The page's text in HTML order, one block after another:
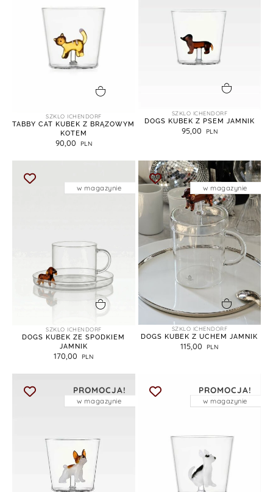
SZKLO ICHENDORF
TABBY CAT KUBEK Z BRĄZOWYM
KOTEM
90,00
SZKLO ICHENDORF
DOGS KUBEK Z PSEM JAMNIK
95,00
dodaj do koszyka
SZKLO ICHENDORF
DOGS KUBEK ZE SPODKIEM
JAMNIK
170,00
w magazynie
dodaj do koszyka
SZKLO ICHENDORF
DOGS KUBEK Z UCHEM JAMNIK
115,00
w magazynie
PROMOCJA!
w magazynie
PROMOCJA!
w magazynie